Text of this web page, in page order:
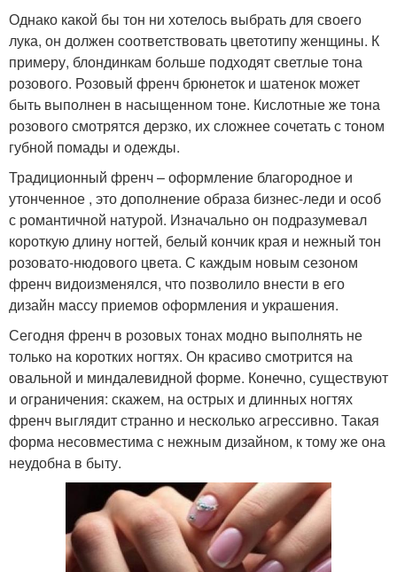
Однако какой бы тон ни хотелось выбрать для своего
лука, он должен соответствовать цветотипу женщины. К
примеру, блондинкам больше подходят светлые тона
розового. Розовый френч брюнеток и шатенок может
быть выполнен в насыщенном тоне. Кислотные же тона
розового смотрятся дерзко, их сложнее сочетать с тоном
губной помады и одежды.
Традиционный френч – оформление благородное и
утонченное , это дополнение образа бизнес-леди и особ
с романтичной натурой. Изначально он подразумевал
короткую длину ногтей, белый кончик края и нежный тон
розовато-нюдового цвета. С каждым новым сезоном
френч видоизменялся, что позволило внести в его
дизайн массу приемов оформления и украшения.
Сегодня френч в розовых тонах модно выполнять не
только на коротких ногтях. Он красиво смотрится на
овальной и миндалевидной форме. Конечно, существуют
и ограничения: скажем, на острых и длинных ногтях
френч выглядит странно и несколько агрессивно. Такая
форма несовместима с нежным дизайном, к тому же она
неудобна в быту.